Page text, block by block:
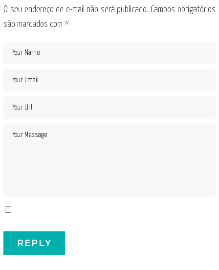
O seu endereço de e-mail não será publicado. Campos obrigatórios
são marcados com*